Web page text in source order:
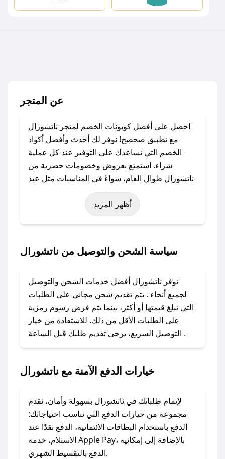
عن المتجر
احصل على أفضل كوبونات الخصم لمتجر ناتشورال
مع تطبيق صحصح! نوفر لك أحدث وأفضل أكواد
الخصم التي تساعدك على التوفير عند كل عملية
شراء. استمتع بعروض وخصومات حصرية من
ناتشورال طوال العام، سواءً في المناسبات مثل عيد
الفطر، عيد الأضحى، الجمعة البيضاء (شهر نوفمبر)،
رمضان، اليوم الوطني، يوم التأسيس، أو حتى عروض
باستخدام تطبيق صحصح، يمكنك العثور بسهولة على
تواصل معنا عبر تويتر أو البريد الإلكتروني لإضافته
بسرعة.
### كيفية استخدام كود خصم ناتشورال؟
1. انسخ كود الخصم من تطبيق صحصح.
2. الصقه في خانة الدفع عند التسوق من ناتشورال.
### ماذا أفعل إذا لم يعمل كود الخصم؟
الرسائل الخاصة على تويتر أو البريد الإلكتروني،
وسنقوم بحل المشكلة في أسرع وقت ممكن.
### ماذا أفعل إذا لم أجد كود خصم لمتجري
المفضل؟
أظهر المزيد
سياسة الشحن والتوصيل من ناتشورال
توفر ناتشورال أفضل خدمات الشحن والتوصيل
لجميع أنحاء . يتم تقديم شحن مجاني على الطلبات
التي تبلغ قيمتها أو أكثر، بينما يتم فرض رسوم رمزية
على الطلبات الأقل من ذلك. للاستفادة من خيار
التوصيل السريع، يرجى تقديم طلبك قبل الساعة .
خيارات الدفع الآمنة مع ناتشورال
لإتمام طلباتك في ناتشورال بسهولة وأمان، نقدم
مجموعة من خيارات الدفع التي تناسب احتياجاتك:
الدفع باستخدام البطاقات الائتمانية، الدفع نقدًا عند
الاستلام، خدمة Apple Pay، بالإضافة إلى إمكانية
الدفع بالتقسيط الشهري.